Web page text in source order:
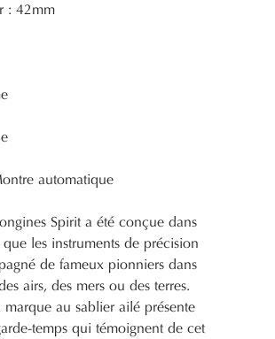
: 42mm
automatique
Spirit a été conçue dans
les instruments de précision
de fameux pionniers dans
airs, des mers ou des terres.
au sablier ailé présente
temps qui témoignent de cet